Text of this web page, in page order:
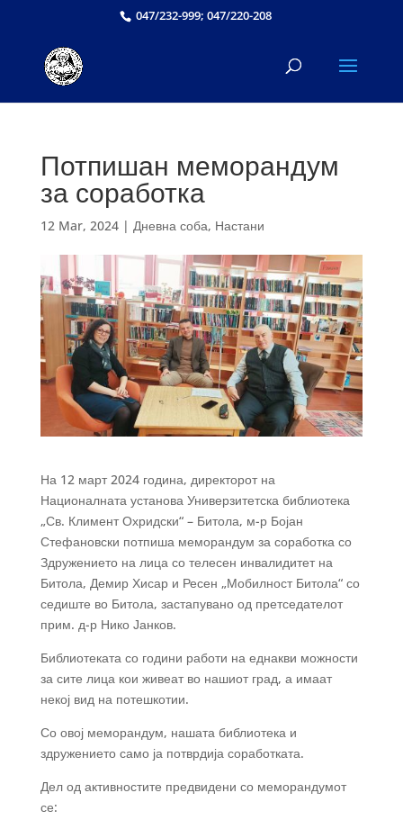
047/232-999; 047/220-208
Потпишан меморандум
за соработка
12 Mar, 2024| Дневна соба, Настани
На 12 март 2024 година, директорот на
Националната установа Универзитетска библиотека
„Св. Климент Охридски“ – Битола, м-р Бојан
Стефановски потпиша меморандум за соработка со
Здружението на лица со телесен инвалидитет на
Битола, Демир Хисар и Ресен „Мобилност Битола“ со
седиште во Битола, застапувано од претседателот
прим. д-р Нико Јанков.
Библиотеката со години работи на еднакви можности
за сите лица кои живеат во нашиот град, а имаат
некој вид на потешкотии.
Со овој меморандум, нашата библиотека и
здружението само ја потврдија соработката.
Дел од активностите предвидени со меморандумот
се: